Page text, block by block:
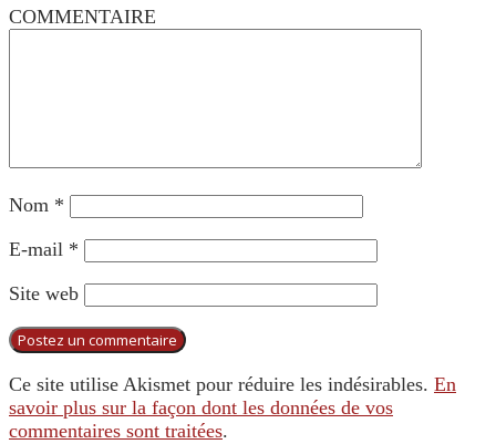
COMMENTAIRE
Nom *
E-mail *
Site web
Ce site utilise Akismet pour réduire les indésirables. En
savoir plus sur la façon dont les données de vos
commentaires sont traitées.